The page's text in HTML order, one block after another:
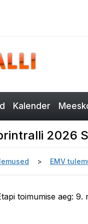
Kalender
2026
EMV
toimumise aeg: 9.